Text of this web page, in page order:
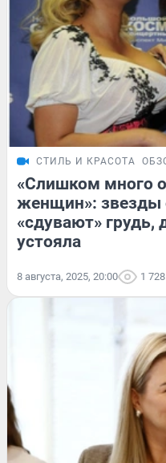
СТИЛЬ И КРАСОТА
«Слишком много
женщин»: звезды
«сдувают»
устояла
8 августа, 2025, 20:00 1 728